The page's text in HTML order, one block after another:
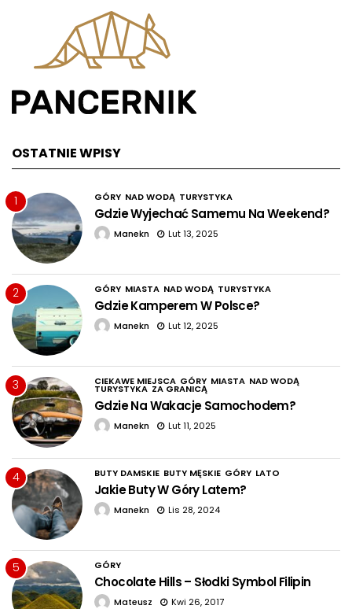
OSTATNIE WPISY
1 GÓRY NAD WODĄ TURYSTYKA
Gdzie Wyjechać Samemu Na Weekend?
Manekn Lut 13, 2025
2 GÓRY MIASTA NAD WODĄ TURYSTYKA
Gdzie Kamperem W Polsce?
Manekn Lut 12, 2025
3 CIEKAWE MIEJSCA GÓRY MIASTA NAD WODĄ
TURYSTYKA ZA GRANICĄ
Gdzie Na Wakacje Samochodem?
Manekn Lut 11, 2025
4 BUTY DAMSKIE BUTY MĘSKIE GÓRY LATO
Jakie Buty W Góry Latem?
Manekn Lis 28, 2024
5 GÓRY
Chocolate Hills – Słodki Symbol Filipin
Mateusz Kwi 26, 2017